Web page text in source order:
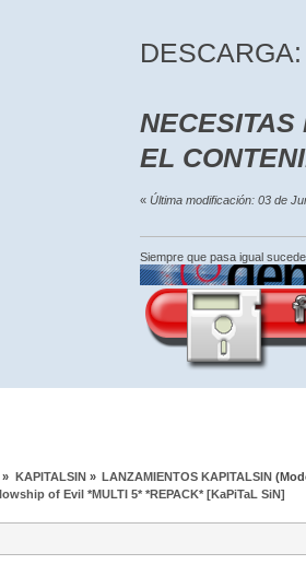
DESCARGA:
NECESITAS
EL
« Última modificación: 03 de
Siempre que pasa igual
» KAPITALSIN » LANZAMIENTOS KAPITALSIN
of Evil *MULTI 5* *REPACK* [KaPiTaL SiN]